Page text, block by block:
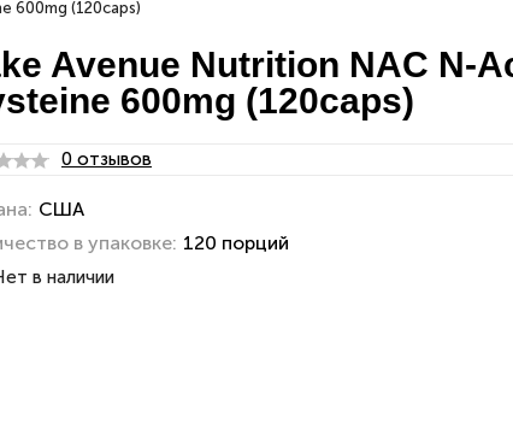
600mg (120caps)
Avenue Nutrition NAC N-
600mg (120caps)
0 отзывов
США
в упаковке: 120 порций
в наличии